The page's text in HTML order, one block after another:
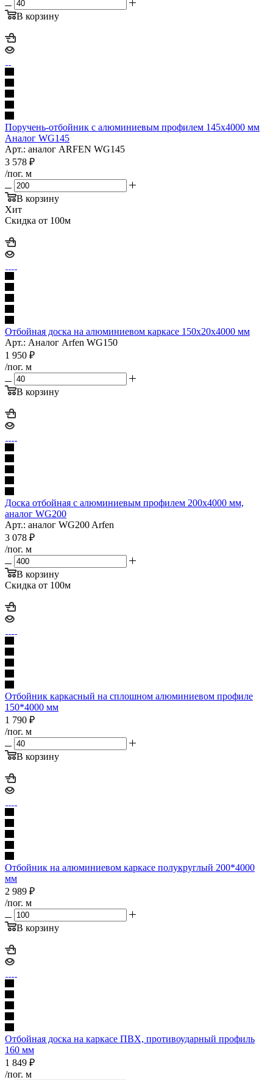
В корзину
Поручень-отбойник с алюминиевым профилем 145х4000 мм
Аналог WG145
Арт.: аналог ARFEN WG145
3 578 ₽
/пог. м
В корзину
Хит
Скидка от 100м
Отбойная доска на алюминиевом каркасе 150х20х4000 мм
Арт.: Аналог Arfen WG150
1 950 ₽
/пог. м
В корзину
Доска отбойная с алюминиевым профилем 200х4000 мм,
аналог WG200
Арт.: аналог WG200 Arfen
3 078 ₽
/пог. м
В корзину
Скидка от 100м
Отбойник каркасный на сплошном алюминиевом профиле
150*4000 мм
1 790 ₽
/пог. м
В корзину
Отбойник на алюминиевом каркасе полукруглый 200*4000
мм
2 989 ₽
/пог. м
В корзину
Отбойная доска на каркасе ПВХ, противоударный профиль
160 мм
1 849 ₽
/пог. м